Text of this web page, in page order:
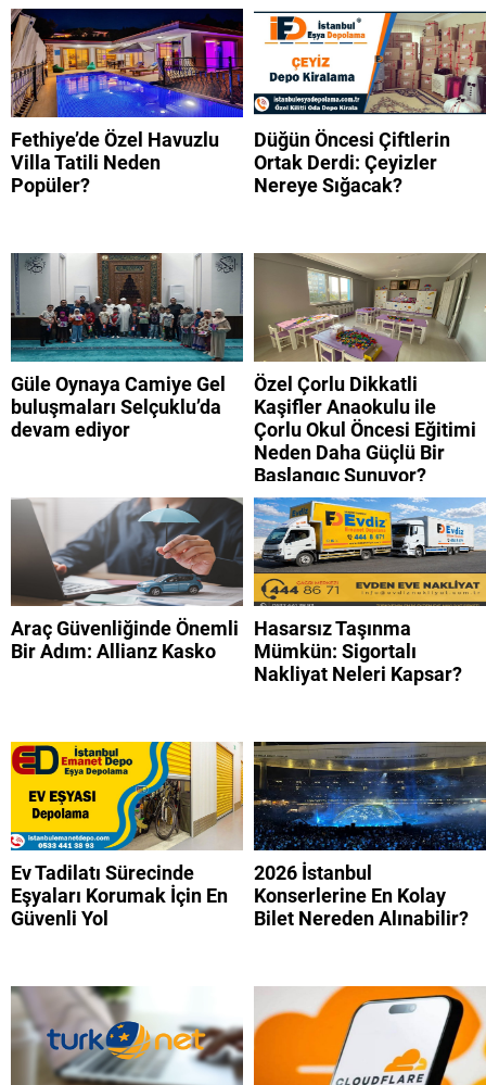
Fethiye’de Özel Havuzlu
Villa Tatili Neden
Popüler?
Düğün Öncesi Çiftlerin
Ortak Derdi: Çeyizler
Nereye Sığacak?
Güle Oynaya Camiye Gel
buluşmaları Selçuklu’da
devam ediyor
Özel Çorlu Dikkatli
Kaşifler Anaokulu ile
Çorlu Okul Öncesi Eğitimi
Neden Daha Güçlü Bir
Başlangıç Sunuyor?
Araç Güvenliğinde Önemli
Bir Adım: Allianz Kasko
Hasarsız Taşınma
Mümkün: Sigortalı
Nakliyat Neleri Kapsar?
Ev Tadilatı Sürecinde
Eşyaları Korumak İçin En
Güvenli Yol
2026 İstanbul
Konserlerine En Kolay
Bilet Nereden Alınabilir?